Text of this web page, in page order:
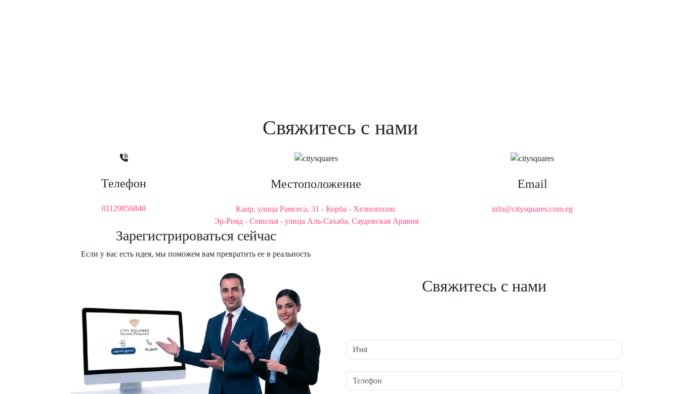
Свяжитесь с нами
Телефон
01129856848
Местоположение
Каир, улица Рамсеса, 31 - Корба - Хелиополис
Эр-Рияд - Севилья - улица Аль-Сахаба, Саудовская Аравия
Email
info@citysquares.com.eg
Зарегистрироваться сейчас
Если у вас есть идея, мы поможем вам превратить ее в реальность
Свяжитесь с нами